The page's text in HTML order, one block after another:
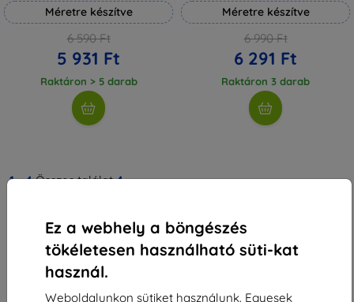
Ez a webhely a böngészés
tökéletesen használható süti-kat
használ.
Weboldalunkon sütiket használunk. Egyesek
Méretre készítve
6 590 Ft
5 931 Ft
Raktáron > 5 darab
Méretre készítve
6 990 Ft
6 291 Ft
Raktáron 3 darab
1-4Összes találat4.